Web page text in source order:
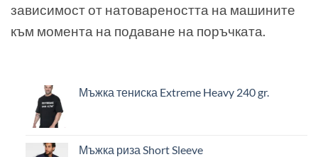
зависимост от натовареността на машините
към момента на подаване на поръчката.
Мъжка тениска Extreme Heavy 240 gr.
Мъжка риза Short Sleeve